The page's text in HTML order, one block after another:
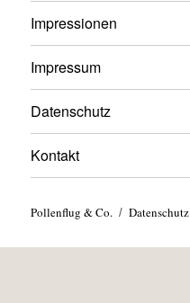
Impressionen
Impressum
Datenschutz
Kontakt
Pollenflug & Co. Datenschutz